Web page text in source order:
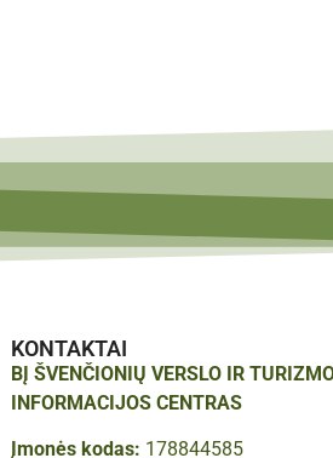
KONTAKTAI
BĮ ŠVENČIONIŲ VERSLO IR
INFORMACIJOS CENTRAS
Įmonės kodas: 178844585